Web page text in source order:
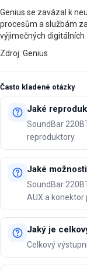
Genius se zavázal k
procesům a službám
výjimečných digitálních
Zdroj: Genius
Často kladené otázky
Jaké
SoundBar
reproduktory.
Jaké
SoundBar
AUX a konektor
Jaký je
Celkový